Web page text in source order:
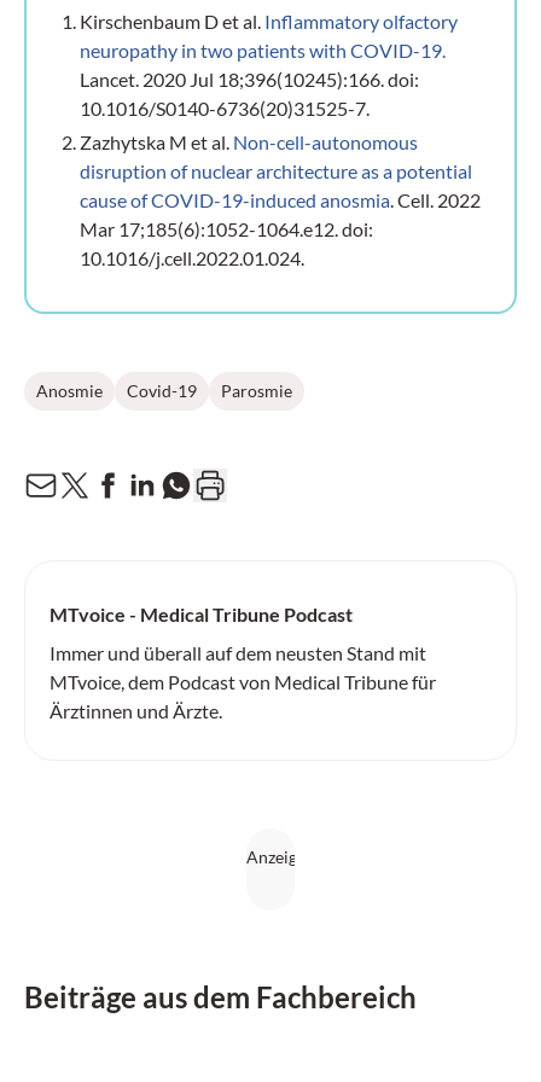
Kirschenbaum D et al. Inflammatory olfactory
neuropathy in two patients with COVID-19.
Lancet. 2020 Jul 18;396(10245):166. doi:
10.1016/S0140-6736(20)31525-7.
Zazhytska M et al. Non-cell-autonomous
disruption of nuclear architecture as a potential
cause of COVID-19-induced anosmia . Cell. 2022
Mar 17;185(6):1052-1064.e12. doi:
10.1016/j.cell.2022.01.024.
Anosmie Covid-19 Parosmie
MTvoice - Medical Tribune Podcast
Immer und überall auf dem neusten Stand mit
MTvoice, dem Podcast von Medical Tribune für
Ärztinnen und Ärzte.
Beiträge aus dem Fachbereich